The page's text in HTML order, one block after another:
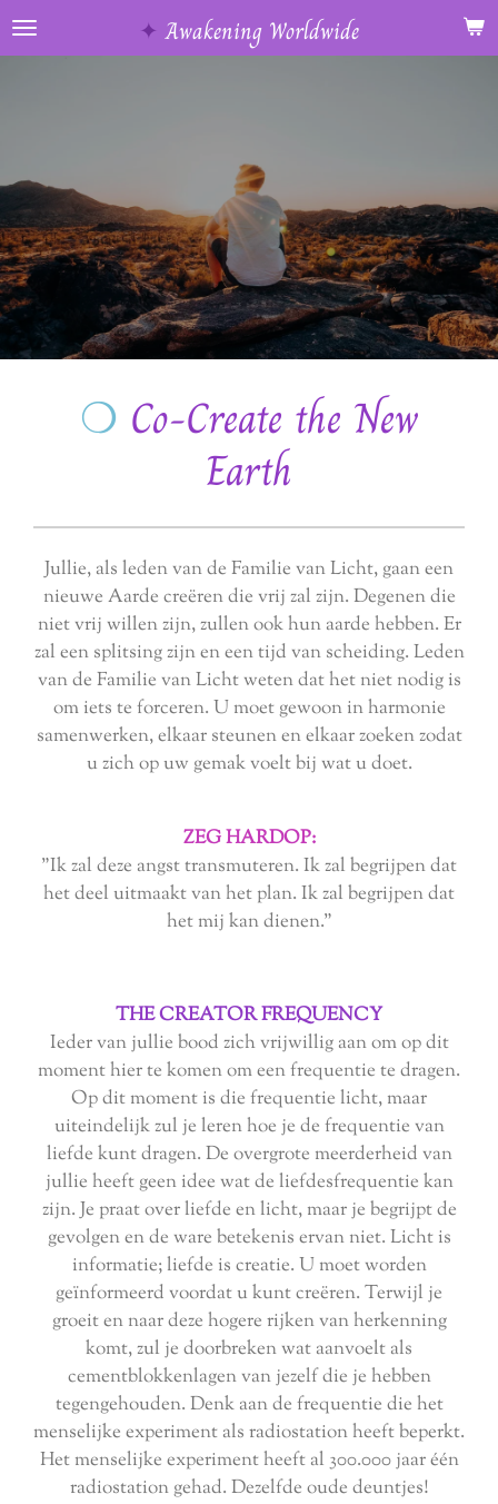
Ga
direct
✦ Awakening Worldwide
❍ Co-Create the New
Earth
Jullie, als leden van de Familie van Licht, gaan een
nieuwe Aarde creëren die vrij zal zijn. Degenen die
niet vrij willen zijn, zullen ook hun aarde hebben. Er
zal een splitsing zijn en een tijd van scheiding. Leden
van de Familie van Licht weten dat het niet nodig is
om iets te forceren. U moet gewoon in harmonie
samenwerken, elkaar steunen en elkaar zoeken zodat
u zich op uw gemak voelt bij wat u doet.
ZEG HARDOP:
"Ik zal deze angst transmuteren. Ik zal begrijpen dat
het deel uitmaakt van het plan. Ik zal begrijpen dat
het mij kan dienen."
THE CREATOR FREQUENCY
Ieder van jullie bood zich vrijwillig aan om op dit
moment hier te komen om een ​​frequentie te dragen.
Op dit moment is die frequentie licht, maar
uiteindelijk zul je leren hoe je de frequentie van
liefde kunt dragen. De overgrote meerderheid van
jullie heeft geen idee wat de liefdesfrequentie kan
zijn. Je praat over liefde en licht, maar je begrijpt de
gevolgen en de ware betekenis ervan niet. Licht is
informatie; liefde is creatie. U moet worden
geïnformeerd voordat u kunt creëren. Terwijl je
groeit en naar deze hogere rijken van herkenning
komt, zul je doorbreken wat aanvoelt als
cementblokkenlagen van jezelf die je hebben
tegengehouden. Denk aan de frequentie die het
menselijke experiment als radiostation heeft beperkt.
Het menselijke experiment heeft al 300.000 jaar één
radiostation gehad. Dezelfde oude deuntjes!